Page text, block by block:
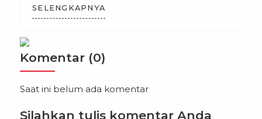
satu sektor yang berkembang pesat adalah
bisnis digital, yang menjadi bidang yang
keahlian di bidang ini. Tangerang Selatan,
Indonesia, […]
SELENGKAPNYA
Komentar (0)
Saat ini belum ada komentar
Silahkan tulis komentar Anda